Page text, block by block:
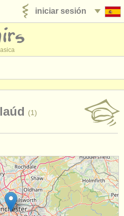
iniciar sesión
(1)
clasica (2)
(9)